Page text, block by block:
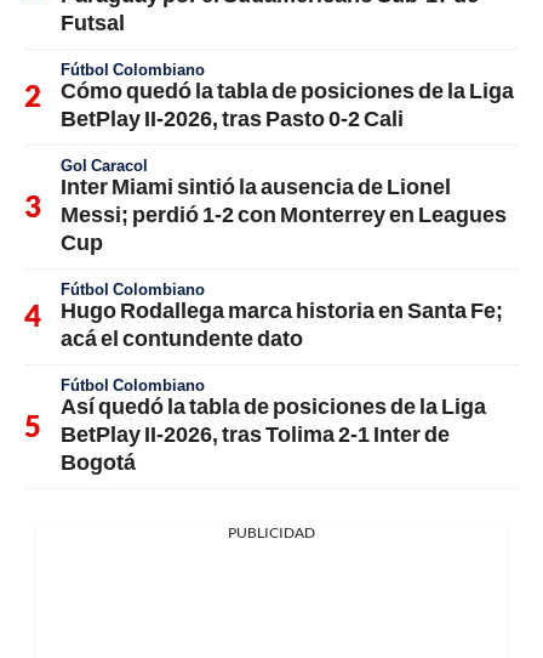
Futsal
Fútbol Colombiano
Cómo quedó la tabla de posiciones de la Liga
BetPlay II-2026, tras Pasto 0-2 Cali
Gol Caracol
Inter Miami sintió la ausencia de Lionel
Messi; perdió 1-2 con Monterrey en Leagues
Cup
Fútbol Colombiano
Hugo Rodallega marca historia en Santa Fe;
acá el contundente dato
Fútbol Colombiano
Así quedó la tabla de posiciones de la Liga
BetPlay II-2026, tras Tolima 2-1 Inter de
Bogotá
PUBLICIDAD